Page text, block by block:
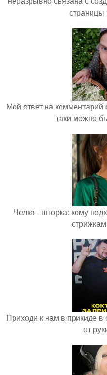
страницы
Мой ответ на комментарий
таки можно
Челка - шторка: кому
Приходи к нам в прикиде в
от